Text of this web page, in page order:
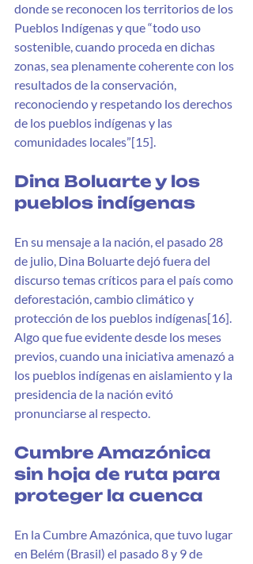
donde se reconocen los territorios de los
Pueblos Indígenas y que “todo uso
sostenible, cuando proceda en dichas
zonas, sea plenamente coherente con los
resultados de la conservación,
reconociendo y respetando los derechos
de los pueblos indígenas y las
comunidades locales”[15].
Dina Boluarte y los
pueblos indígenas
En su mensaje a la nación, el pasado 28
de julio, Dina Boluarte dejó fuera del
discurso temas críticos para el país como
deforestación, cambio climático y
protección de los pueblos indígenas[16].
Algo que fue evidente desde los meses
previos, cuando una iniciativa amenazó a
los pueblos indígenas en aislamiento y la
presidencia de la nación evitó
pronunciarse al respecto.
Cumbre Amazónica
sin hoja de ruta para
proteger la cuenca
En la Cumbre Amazónica, que tuvo lugar
en Belém (Brasil) el pasado 8 y 9 de